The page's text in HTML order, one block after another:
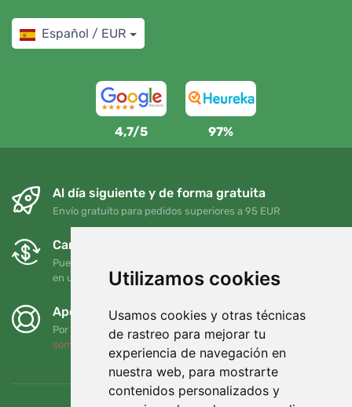
Utilizamos cookies
Usamos cookies y otras técnicas
de rastreo para mejorar tu
experiencia de navegación en
nuestra web, para mostrarte
contenidos personalizados y
Español / EUR
4,7/5 97%
Al día siguiente y de forma gratuita
Envío gratuito para pedidos superiores a 95 EUR
Cambios y devoluciones gratuitos
Puede devolver o cambiar su pedido en cualquier momento
en un plazo de 90 días
Apoyamos a Trees.org
Por cada pedido plantamos un árbol. Leer más
somos